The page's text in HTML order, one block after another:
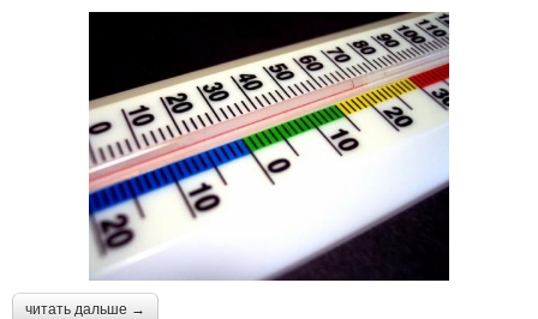
читать дальше →